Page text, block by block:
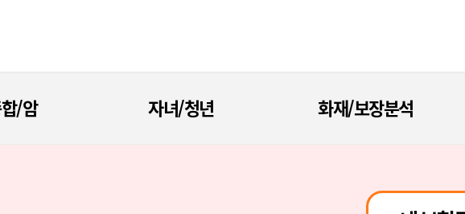
/암 자녀/청년 화재/보장분석